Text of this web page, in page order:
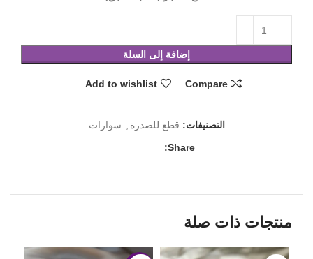
إضافة إلى السلة
Compare
Add to wishlist
التصنيفات: قطع للصدرة , سوارات
Share:
منتجات ذات صلة